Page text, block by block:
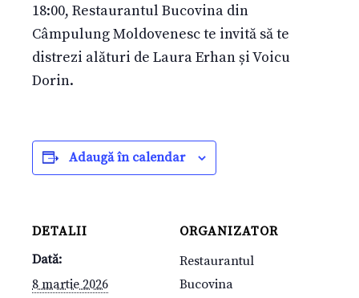
18:00, Restaurantul Bucovina din
Câmpulung Moldovenesc te invită să te
distrezi alături de Laura Erhan și Voicu
Dorin.
Adaugă în calendar
DETALII
Dată:
8 martie 2026
ORGANIZATOR
Restaurantul
Bucovina